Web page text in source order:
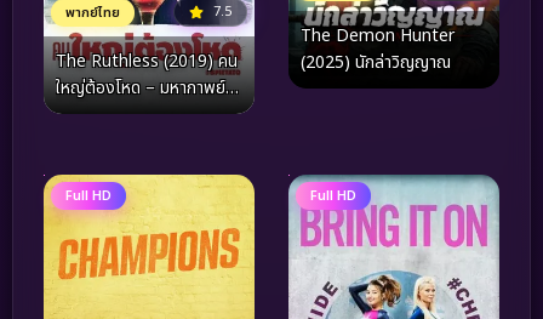
พากย์ไทย 7.5
The Ruthless (2019) คน
ใหญ่ต้องโหด – มหากาพย์
ความทะเยอทะยานบนกอง
The Demon Hunter
(2025) นักล่าวิญญาณ
Full HD Full HD